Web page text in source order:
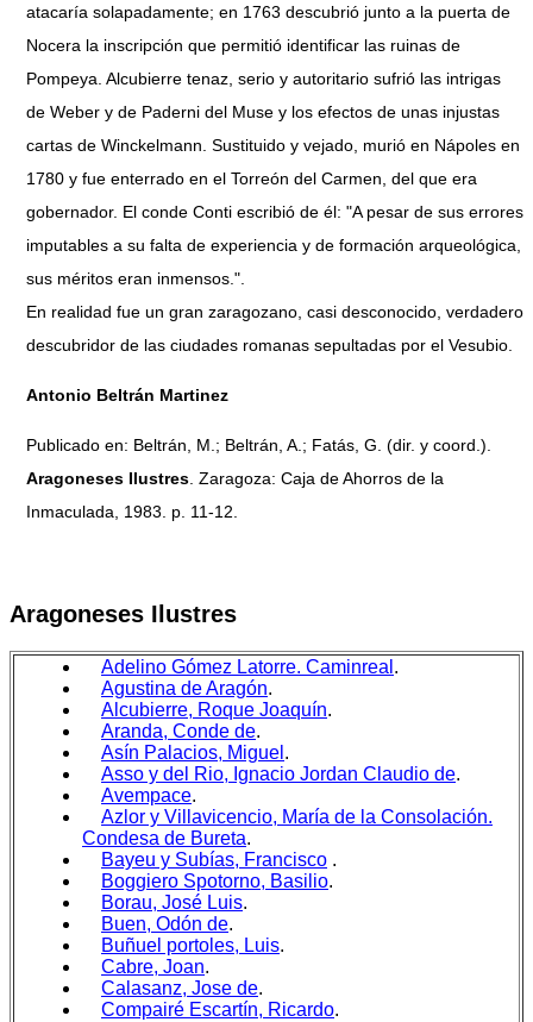
atacaría solapadamente; en 1763 descubrió junto a la puerta de
Nocera la inscripción que permitió identificar las ruinas de
Pompeya. Alcubierre tenaz, serio y autoritario sufrió las intrigas
de Weber y de Paderni del Muse y los efectos de unas injustas
cartas de Winckelmann. Sustituido y vejado, murió en Nápoles en
1780 y fue enterrado en el Torreón del Carmen, del que era
gobernador. El conde Conti escribió de él: "A pesar de sus errores
imputables a su falta de experiencia y de formación arqueológica,
sus méritos eran inmensos.".
En realidad fue un gran zaragozano, casi desconocido, verdadero
descubridor de las ciudades romanas sepultadas por el Vesubio.
Antonio Beltrán Martinez
Publicado en: Beltrán, M.; Beltrán, A.; Fatás, G. (dir. y coord.).
Aragoneses Ilustres . Zaragoza: Caja de Ahorros de la
Inmaculada, 1983. p. 11-12.
Aragoneses Ilustres
Adelino Gómez Latorre. Caminreal .
Agustina de Aragón.
Alcubierre, Roque Joaquín.
Aranda, Conde de.
Asín Palacios, Miguel .
Asso y del Rio, Ignacio Jordan Claudio de.
Avempace.
Azlor y Villavicencio, María de la Consolación.
Condesa de Bureta.
Bayeu y Subías, Francisco .
Boggiero Spotorno, Basilio.
Borau, José Luis.
Buen, Odón de.
Buñuel portoles, Luis.
Cabre, Joan.
Calasanz, Jose de.
Compairé Escartín, Ricardo.